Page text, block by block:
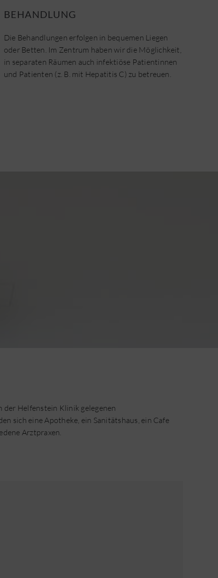
BEHANDLUNG
Die Behandlungen erfolgen in bequemen Liegen
oder Betten. Im Zentrum haben wir die Möglichkeit,
in separaten Räumen auch infektiöse Patientinnen
und Patienten (z. B. mit Hepatitis C) zu betreuen.
Helfenstein Klinik gelegenen
sich eine Apotheke, ein Sanitätshaus, ein Cafe
Arztpraxen.